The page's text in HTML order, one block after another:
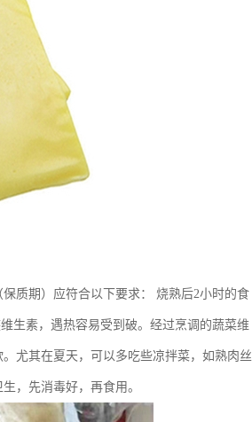
质期）应符合以下要求： 烧熟后2小时的食
生素，遇热容易受到破。经过烹调的蔬菜维
尤其在夏天，可以多吃些凉拌菜，如熟肉丝
，先消毒好，再食用。